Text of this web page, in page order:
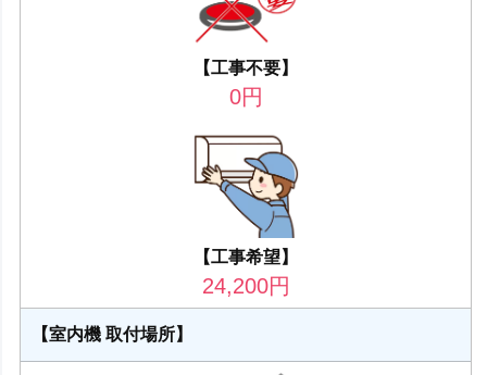
【工事不要】
0円
【工事希望】
24,200円
【室内機 取付場所】